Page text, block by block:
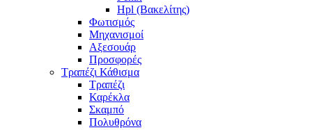
Hpl (Βακελίτης)
Φωτισμός
Μηχανισμοί
Αξεσουάρ
Προσφορές
Τραπέζι Κάθισμα
Τραπέζι
Καρέκλα
Σκαμπό
Πολυθρόνα